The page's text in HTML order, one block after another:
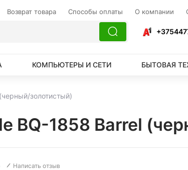
Возврат товара Способы оплаты О компании
КОМПЬЮТЕРЫ И СЕТИ БЫТОВАЯ
золотистый)
BQ-1858 Barrel
Написать отзыв